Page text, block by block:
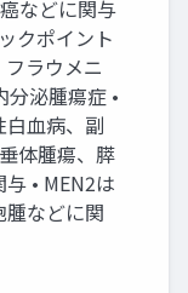
などに関与
クポイント
ラウメニ
泌腫瘍症 •
⾎病、副
体腫瘍、膵
• MEN2は
などに関